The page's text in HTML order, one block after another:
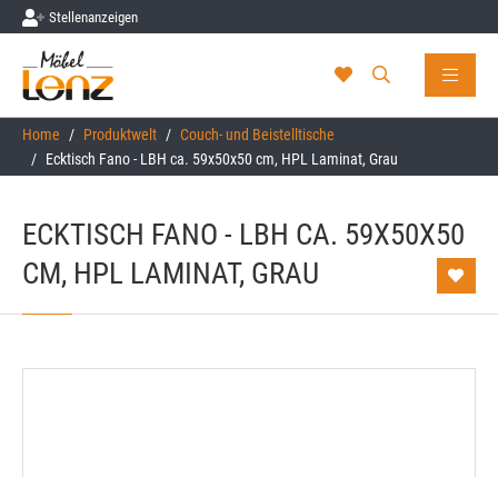
Skip to main content
Stellenanzeigen
You are here:
Home Produktwelt
Couch- und Beistelltische
Ecktisch Fano - LBH ca. 59x50x50 cm, HPL Laminat, Grau
ECKTISCH FANO - LBH CA. 59X50X50
CM, HPL LAMINAT, GRAU